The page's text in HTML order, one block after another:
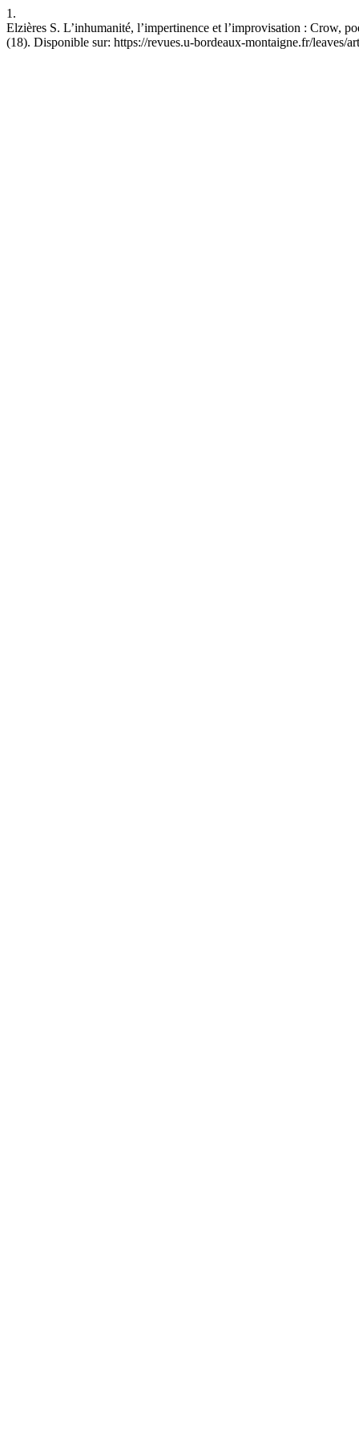
1.
Elzières S. L’inhumanité, l’impertinence et l’improvisation : Crow,
(18). Disponible sur: https://revues.u-bordeaux-montaigne.fr/leaves/